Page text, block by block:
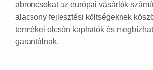
abroncsokat az európai vásárlók
alacsony fejlesztési költségeknek
termékei olcsón kaphatók és
garantálnak.